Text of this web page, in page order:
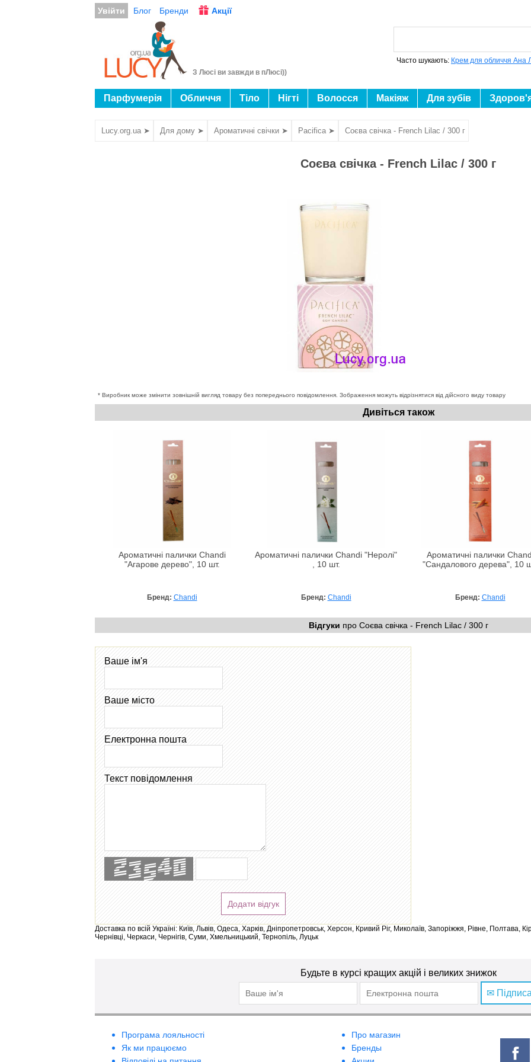
Увійти Блог Бренди Акції
З Люсі ви завжди в пЛюсі))
Часто шукають: Крем для обличчя Ана
Парфумерія Обличчя Тіло Нігті Волосся Макіяж Для зубів
Lucy.org.ua ➤ Для дому ➤ Ароматичні свічки ➤ Pacifica ➤ Соєва свічка - French Lilac / 300 г
Соєва свічка - French Lilac / 300 г
* Виробник може змінити зовнішній вигляд товару без попереднього повідомлення. Зображення можуть відрізнятися від дійсного виду товару
Дивіться також
Ароматичні палички Chandi
"Агарове дерево", 10 шт.
Бренд: Chandi
Ароматичні палички Chandi "Неролі"
, 10 шт.
Бренд: Chandi
Ароматичні палички
"Сандалового дерева", 10
Бренд: Chandi
Відгуки про Соєва свічка - French Lilac / 300 г
Ваше ім'я
Ваше місто
Електронна пошта
Текст повідомлення
Додати відгук
Доставка по всій Україні: Київ, Львів, Одеса, Харків, Дніпропетровськ, Херсон, Кривий Ріг, Миколаїв, Запоріжжя, Рівне, Полтава,
Чернівці, Черкаси, Чернігів, Суми, Хмельницький, Тернопіль, Луцьк
Будьте в курсі кращих акцій і великих знижок
✉
Програма лояльності
Як ми працюємо
Про магазин
Бренды